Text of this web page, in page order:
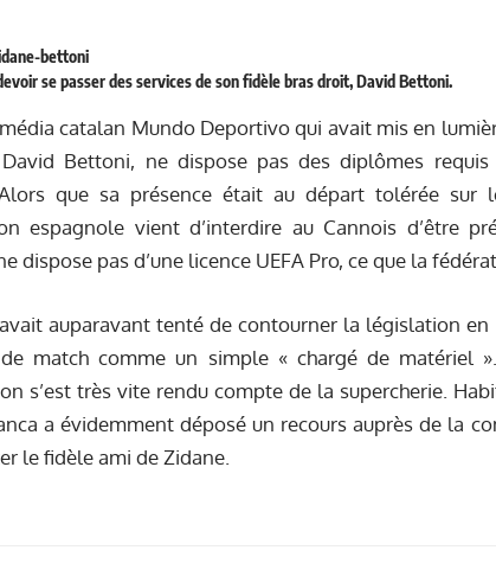
se passer des services de son fidèle bras droit, David Bettoni.
média catalan Mundo Deportivo qui avait mis en
Bettoni, ne dispose pas des diplômes
que sa présence était au départ tolérée sur
espagnole vient d’interdire au Cannois d’être
dispose pas d’une licence UEFA Pro, ce que la
auparavant tenté de contourner la législation
match comme un simple « chargé de matériel
s’est très vite rendu compte de la supercherie.
a évidemment déposé un recours auprès de la
le fidèle ami de Zidane.